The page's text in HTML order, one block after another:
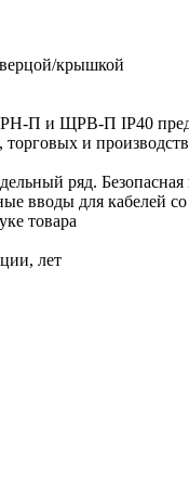
крышкой
П и ЩРВ-П IP40
и
ряд. Безопасная
вводы для кабелей со
товара
лет